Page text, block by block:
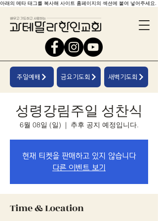
아래의 메타 태그를 복사해 사이트 홈페이지의 섹션에 붙여 넣어주세요.
주일예배 금요기도회 새벽기도회
성령강림주일 성찬식
6월 08일 (일)
  |
추후 공지 예정입니다.
현재 티켓을 판매하고 있지 않습니다
다른 이벤트 보기
Time & Location